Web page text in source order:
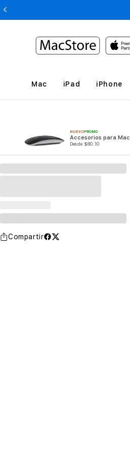
Mac iPad iPhone
NUEVOPROMO
Accesorios para Mac
Desde $80.10
Compartir